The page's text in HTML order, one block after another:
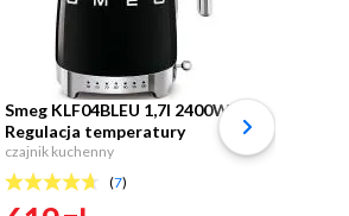
Smeg KLF04BLEU 1,7l 2400W
Regulacja temperatury
czajnik kuchenny
(7)